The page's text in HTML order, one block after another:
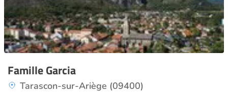
Famille Garcia
Tarascon-sur-Ariège (09400)